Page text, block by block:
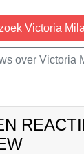
Victoria
over Victoria